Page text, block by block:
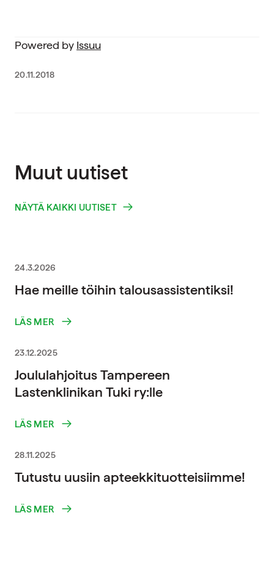
Powered by Issuu
20.11.2018
Muut uutiset
NÄYTÄ KAIKKI UUTISET
24.3.2026
Hae meille töihin talousassistentiksi!
LÄS MER
23.12.2025
Joululahjoitus Tampereen
Lastenklinikan Tuki ry:lle
LÄS MER
28.11.2025
Tutustu uusiin apteekkituotteisiimme!
LÄS MER